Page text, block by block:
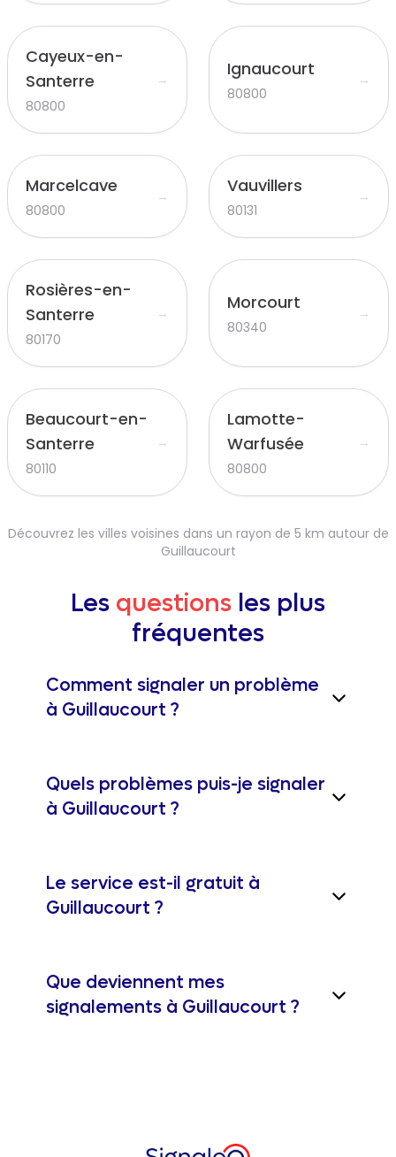
Cayeux-en-
Santerre
80800
→ Ignaucourt
80800
→
Marcelcave
80800
→ Vauvillers
80131
→
Rosières-en-
Santerre
80170
→ Morcourt
80340
→
Beaucourt-en-
Santerre
80110
→
Lamotte-
Warfusée
80800
→
Découvrez les villes voisines dans un rayon de 5 km autour de
Guillaucourt
Les questions les plus
fréquentes
Comment signaler un problème
à Guillaucourt ?
Quels problèmes puis-je signaler
à Guillaucourt ?
Le service est-il gratuit à
Guillaucourt ?
Que deviennent mes
signalements à Guillaucourt ?